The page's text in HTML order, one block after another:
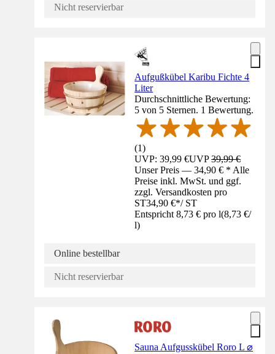
Nicht reservierbar
Aufgußkübel Karibu Fichte 4
Liter
Durchschnittliche Bewertung:
5 von 5 Sternen. 1 Bewertung.
(1)
UVP: 39,99 €UVP39,99 €
Unser Preis — 34,90 € * Alle
Preise inkl. MwSt. und ggf.
zzgl. Versandkosten pro
ST34,90 €*/ ST
Entspricht 8,73 € pro l(8,73 €/
l)
Online bestellbar
Nicht reservierbar
Sauna Aufgusskübel Roro L ⌀